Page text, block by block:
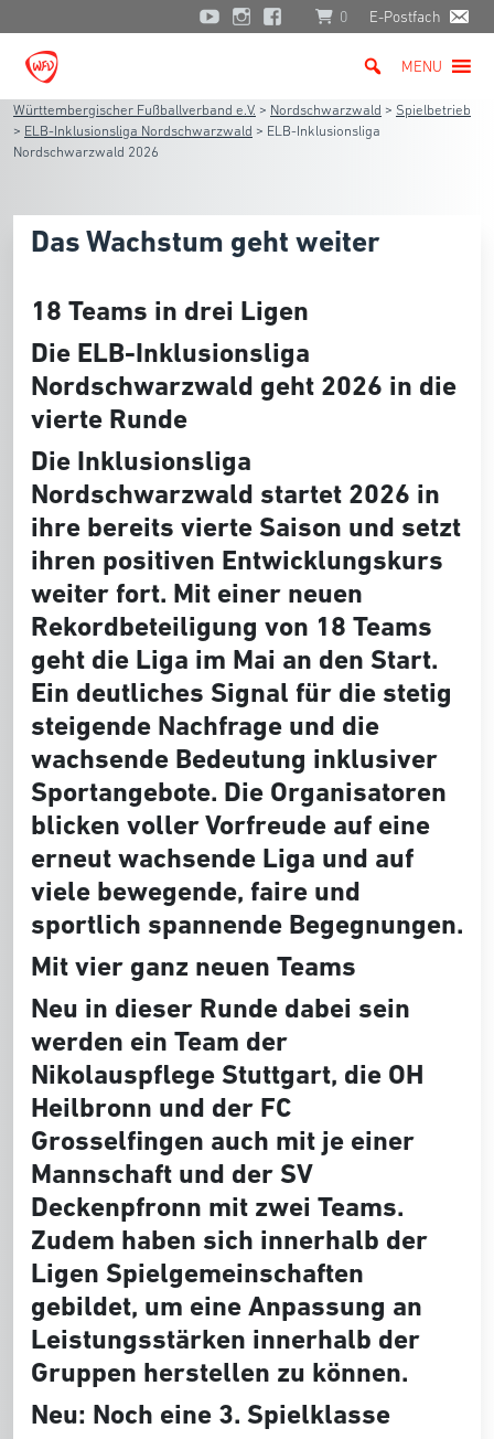
0 E-Postfach
MENU
Württembergischer Fußballverband e.V. > Nordschwarzwald > Spielbetrieb
> ELB-Inklusionsliga Nordschwarzwald > ELB-Inklusionsliga
Nordschwarzwald 2026
Das Wachstum geht weiter
18 Teams in drei Ligen
Die ELB-Inklusionsliga
Nordschwarzwald geht 2026 in die
vierte Runde
Die Inklusionsliga
Nordschwarzwald startet 2026 in
ihre bereits vierte Saison und setzt
ihren positiven Entwicklungskurs
weiter fort. Mit einer neuen
Rekordbeteiligung von 18 Teams
geht die Liga im Mai an den Start.
Ein deutliches Signal für die stetig
steigende Nachfrage und die
wachsende Bedeutung inklusiver
Sportangebote. Die Organisatoren
blicken voller Vorfreude auf eine
erneut wachsende Liga und auf
viele bewegende, faire und
sportlich spannende Begegnungen.
Mit vier ganz neuen Teams
Neu in dieser Runde dabei sein
werden ein Team der
Nikolauspflege Stuttgart, die OH
Heilbronn und der FC
Grosselfingen auch mit je einer
Mannschaft und der SV
Deckenpfronn mit zwei Teams.
Zudem haben sich innerhalb der
Ligen Spielgemeinschaften
gebildet, um eine Anpassung an
Leistungsstärken innerhalb der
Gruppen herstellen zu können.
Neu: Noch eine 3. Spielklasse